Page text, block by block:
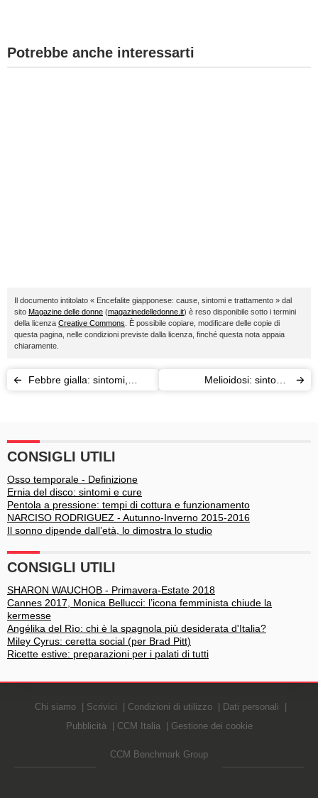
Potrebbe anche interessarti
Il documento intitolato « Encefalite giapponese: cause, sintomi e trattamento » dal
sito Magazine delle donne (magazinedelledonne.it) è reso disponibile sotto i termini
della licenza Creative Commons . È possibile copiare, modificare delle copie di
questa pagina, nelle condizioni previste dalla licenza, finché questa nota appaia
chiaramente.
Febbre gialla: sintomi,
Melioidosi: sintomi,
CONSIGLI UTILI
Osso temporale - Definizione
Ernia del disco: sintomi e cure
Pentola a pressione: tempi di cottura e funzionamento
NARCISO RODRIGUEZ - Autunno-Inverno 2015-2016
Il sonno dipende dall’età, lo dimostra lo studio
CONSIGLI UTILI
SHARON WAUCHOB - Primavera-Estate 2018
Cannes 2017, Monica Bellucci: l’icona femminista chiude la
kermesse
Angélika del Rìo: chi è la spagnola più desiderata d'Italia?
Miley Cyrus: ceretta social (per Brad Pitt)
Ricette estive: preparazioni per i palati di tutti
Chi siamo Scrivici Condizioni di utilizzo
Dati personali
Pubblicità
CCM Italia Gestione dei cookie
CCM Benchmark Group